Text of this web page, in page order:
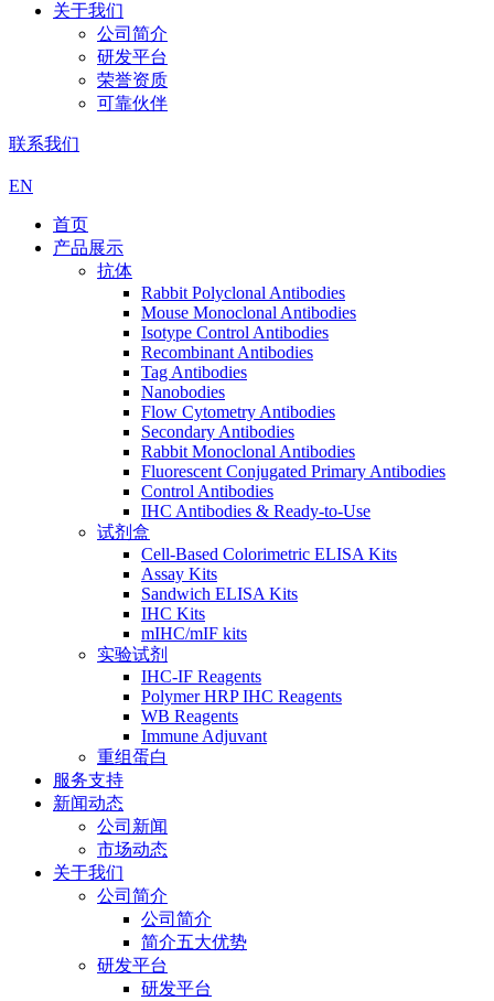
关于我们
公司简介
研发平台
荣誉资质
可靠伙伴
联系我们
EN
首页
产品展示
抗体
Rabbit Polyclonal Antibodies
Mouse Monoclonal Antibodies
Isotype Control Antibodies
Recombinant Antibodies
Tag Antibodies
Nanobodies
Flow Cytometry Antibodies
Secondary Antibodies
Rabbit Monoclonal Antibodies
Fluorescent Conjugated Primary Antibodies
Control Antibodies
IHC Antibodies & Ready-to-Use
试剂盒
Cell-Based Colorimetric ELISA Kits
Assay Kits
Sandwich ELISA Kits
IHC Kits
mIHC/mIF kits
实验试剂
IHC-IF Reagents
Polymer HRP IHC Reagents
WB Reagents
Immune Adjuvant
重组蛋白
服务支持
新闻动态
公司新闻
市场动态
关于我们
公司简介
公司简介
简介五大优势
研发平台
研发平台